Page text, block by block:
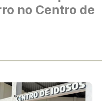
no Centro de